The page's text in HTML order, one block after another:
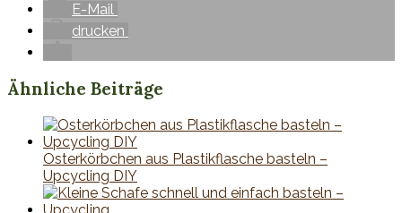
E-Mail
drucken
Ähnliche Beiträge
Osterkörbchen aus Plastikflasche basteln –
Upcycling DIY